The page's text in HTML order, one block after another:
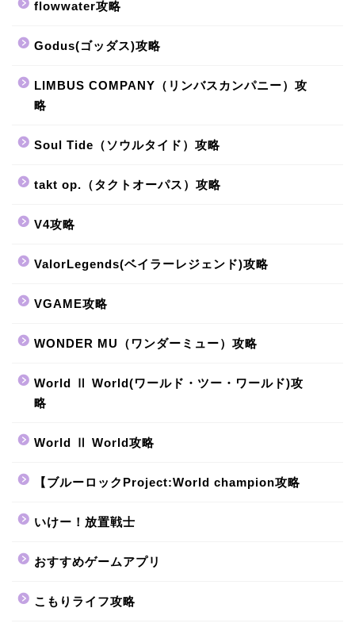
flowwater攻略
Godus(ゴッダス)攻略
LIMBUS COMPANY（リンバスカンパニー）攻
略
Soul Tide（ソウルタイド）攻略
takt op.（タクトオーパス）攻略
V4攻略
ValorLegends(ベイラーレジェンド)攻略
VGAME攻略
WONDER MU（ワンダーミュー）攻略
World Ⅱ World(ワールド・ツー・ワールド)攻
略
World Ⅱ World攻略
【ブルーロックProject:World champion攻略
いけー！放置戦士
おすすめゲームアプリ
こもりライフ攻略